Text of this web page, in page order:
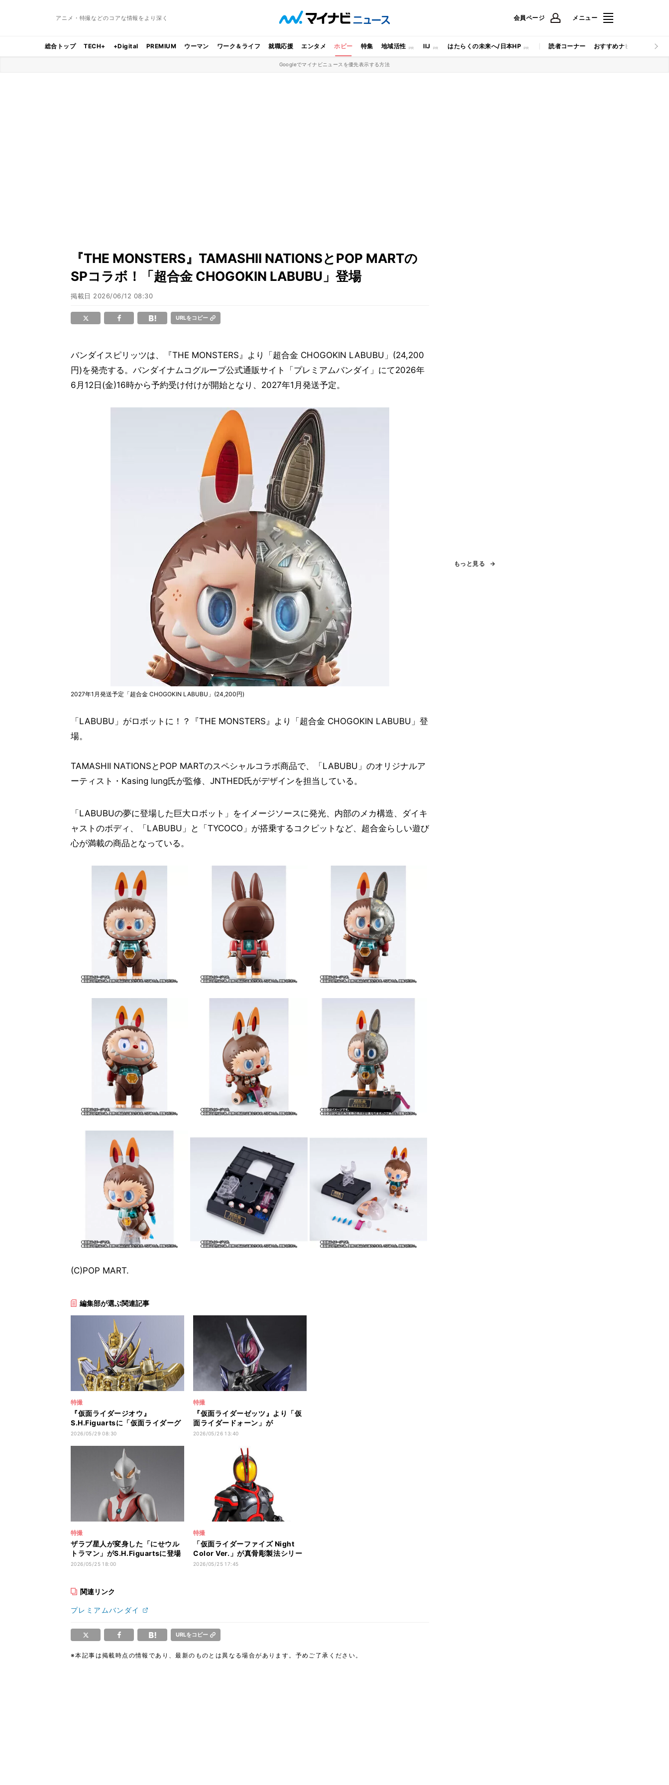
アニメ・特撮などのコアな情報をより深く 会員ページ メニュー
総合トップ TECH+ +Digital PREMIUM ウーマン ワーク＆ライフ 就職応援 エンタメ ホビー 特集 地域活性 IIJ はたらくの未来へ/日本HP 読者コーナー おすすめナビ マイナビ
Googleでマイナビニュースを優先表示する方法
『THE MONSTERS』TAMASHII NATIONSとPOP MARTの
SPコラボ！「超合金 CHOGOKIN LABUBU」登場
掲載日 2026/06/12 08:30
URLをコピー
バンダイスピリッツは、『THE MONSTERS』より「超合金 CHOGOKIN LABUBU」(24,200
円)を発売する。バンダイナムコグループ公式通販サイト「プレミアムバンダイ」にて2026年
6月12日(金)16時から予約受け付けが開始となり、2027年1月発送予定。
2027年1月発送予定「超合金 CHOGOKIN LABUBU」(24,200円)
「LABUBU」がロボットに！？『THE MONSTERS』より「超合金 CHOGOKIN LABUBU」登
場。
TAMASHII NATIONSとPOP MARTのスペシャルコラボ商品で、「LABUBU」のオリジナルア
ーティスト・Kasing lung氏が監修、JNTHED氏がデザインを担当している。
「LABUBUの夢に登場した巨大ロボット」をイメージソースに発光、内部のメカ構造、ダイキ
ャストのボディ、「LABUBU」と「TYCOCO」が搭乗するコクピットなど、超合金らしい遊び
心が満載の商品となっている。
(C)POP MART.
編集部が選ぶ関連記事
特撮
『仮面ライダージオウ』
S.H.Figuartsに「仮面ライダーグ
ランドジオウ」が平成ジェネレー
2026/05/29 08:30
特撮
『仮面ライダーゼッツ』より「仮
面ライダードォーン」が
S.H.Figuartsに登場
2026/05/26 13:40
特撮
ザラブ星人が変身した「にせウル
トラマン」がS.H.Figuartsに登場
【TAMASHII NATIONS LIVE
2026/05/25 18:00
特撮
「仮面ライダーファイズ Night
Color Ver.」が真骨彫製法シリー
ズに登場【TAMASHII NATIONS
2026/05/25 17:45
関連リンク
プレミアムバンダイ
URLをコピー
※本記事は掲載時点の情報であり、最新のものとは異なる場合があります。予めご了承ください。
もっと見る